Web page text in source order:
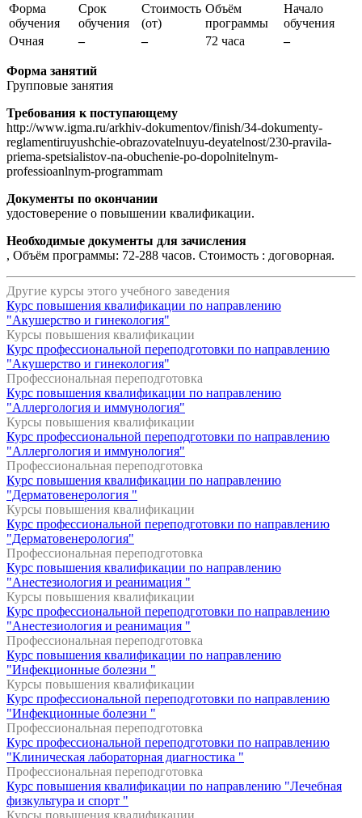
Форма
обучения
Срок
обучения
Стоимость
(от)
Объём
программы
Начало
обучения
Очная
– – 72 часа –
Форма занятий
Групповые занятия
Требования к поступающему
http://www.igma.ru/arkhiv-dokumentov/finish/34-dokumenty-
reglamentiruyushchie-obrazovatelnuyu-deyatelnost/230-pravila-
priema-spetsialistov-na-obuchenie-po-dopolnitelnym-
professioanlnym-programmam
Документы по окончании
удостоверение о повышении квалификации.
Необходимые документы для зачисления
, Объём программы: 72-288 часов. Стоимость : договорная.
Другие курсы этого учебного заведения
Курс повышения квалификации по направлению
"Акушерство и гинекология"
Курсы повышения квалификации
Курс профессиональной переподготовки по направлению
"Акушерство и гинекология"
Профессиональная переподготовка
Курс повышения квалификации по направлению
"Аллергология и иммунология"
Курсы повышения квалификации
Курс профессиональной переподготовки по направлению
"Аллергология и иммунология"
Профессиональная переподготовка
Курс повышения квалификации по направлению
"Дерматовенерология "
Курсы повышения квалификации
Курс профессиональной переподготовки по направлению
"Дерматовенерология"
Профессиональная переподготовка
Курс повышения квалификации по направлению
"Анестезиология и реанимация "
Курсы повышения квалификации
Курс профессиональной переподготовки по направлению
"Анестезиология и реанимация "
Профессиональная переподготовка
Курс повышения квалификации по направлению
"Инфекционные болезни "
Курсы повышения квалификации
Курс профессиональной переподготовки по направлению
"Инфекционные болезни "
Профессиональная переподготовка
Курс профессиональной переподготовки по направлению
"Клиническая лабораторная диагностика "
Профессиональная переподготовка
Курс повышения квалификации по направлению "Лечебная
физкультура и спорт "
Курсы повышения квалификации